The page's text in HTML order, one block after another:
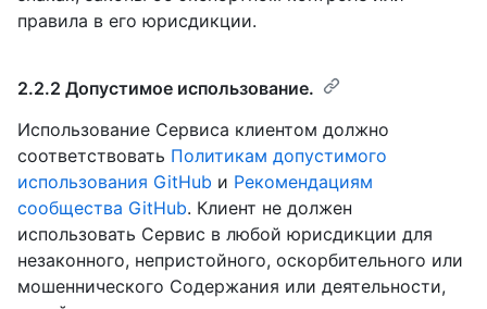
правила в его юрисдикции.
2.2.2 Допустимое использование.
Использование Сервиса клиентом должно
соответствовать Политикам допустимого
использования GitHub и Рекомендациям
сообщества GitHub. Клиент не должен
использовать Сервис в любой юрисдикции для
незаконного, непристойного, оскорбительного или
мошеннического Содержания или деятельности,